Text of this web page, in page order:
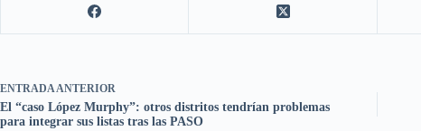
ENTRADAANTERIOR
El “caso López Murphy”: otros distritos tendrían problemas
para integrar sus listas tras las PASO